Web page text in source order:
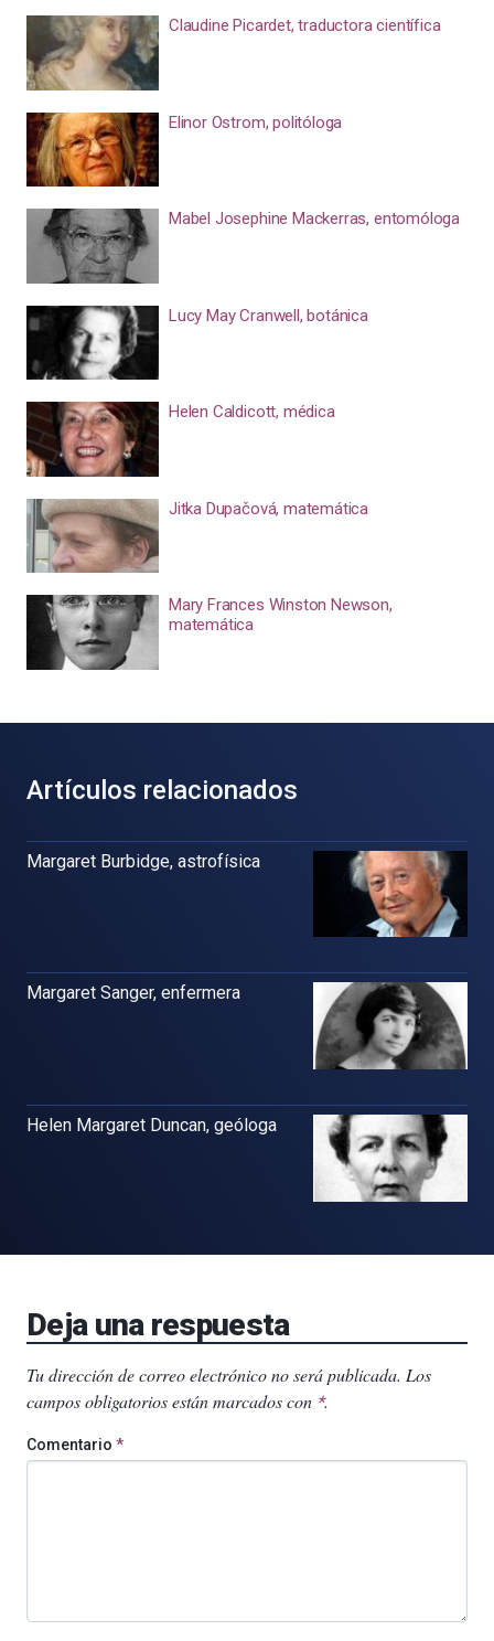
Claudine Picardet, traductora científica
Elinor Ostrom, politóloga
Mabel Josephine Mackerras, entomóloga
Lucy May Cranwell, botánica
Helen Caldicott, médica
Jitka Dupačová, matemática
Mary Frances Winston Newson,
matemática
Artículos relacionados
Margaret Burbidge, astrofísica
Margaret Sanger, enfermera
Helen Margaret Duncan, geóloga
Deja una respuesta
Tu dirección de correo electrónico no será publicada. Los
campos obligatorios están marcados con *.
Comentario *